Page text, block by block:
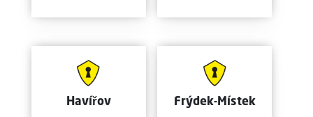
Havířov Frýdek-Místek